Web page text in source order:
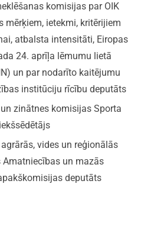
komisijas par OIK
mērķiem, ietekmi, kritērijiem
atbalsta intensitāti, Eiropas
24. aprīļa lēmumu lietā
un par nodarīto kaitējumu
institūciju rīcību deputāts
zinātnes komisijas Sporta
vides un reģionālās
un mazās
deputāts